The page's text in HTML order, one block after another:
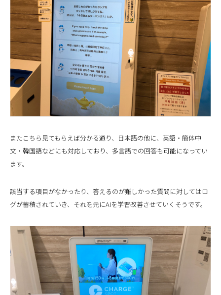
またこちら見てもらえば分かる通り、日本語の他に、英語・簡体中
文・韓国語などにも対応しており、多言語での回答も可能になってい
ます。
該当する項目がなかったり、答えるのが難しかった質問に対してはロ
グが蓄積されていき、それを元にAIを学習改善させていくそうです。